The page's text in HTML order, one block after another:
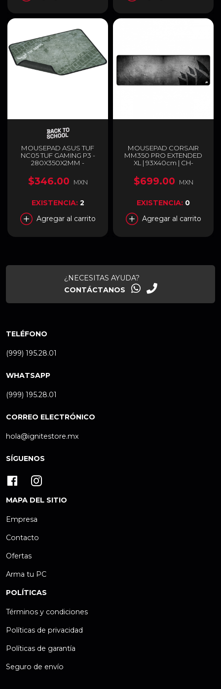
MOUSEPAD ASUS TUF
NC05 TUF GAMING P3 -
280X350X2MM -
$346.00 MXN
EXISTENCIA: 2
Agregar al carrito
MOUSEPAD CORSAIR
MM350 PRO EXTENDED
XL | 93X40cm | CH-
$699.00 MXN
EXISTENCIA: 0
Agregar al carrito
¿NECESITAS AYUDA?
CONTÁCTANOS
TELÉFONO
(999) 195.28.01
WHATSAPP
(999) 195.28.01
CORREO ELECTRÓNICO
hola@ignitestore.mx
SÍGUENOS
MAPA DEL SITIO
Empresa
Contacto
Ofertas
Arma tu PC
POLÍTICAS
Términos y condiciones
Políticas de privacidad
Políticas de garantía
Seguro de envío